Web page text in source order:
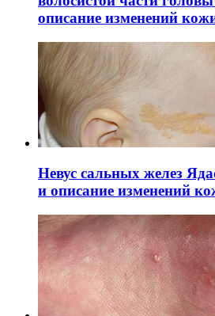
описание изменений
Невус сальных желез
и описание изменений